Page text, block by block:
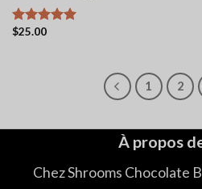
Note5.00
$25.00
1 2
À propos
Chez Shrooms Chocolate